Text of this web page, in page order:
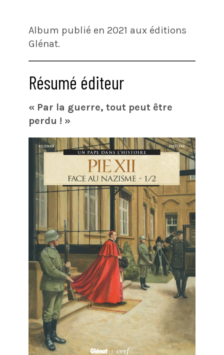
Album publié en 2021 aux éditions
Glénat.
Résumé éditeur
« Par la guerre, tout peut être
perdu ! »